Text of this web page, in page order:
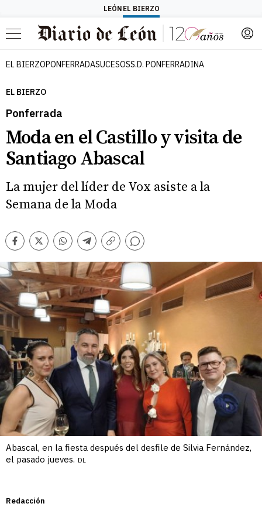
LEÓN EL BIERZO
Menú
EL BIERZOPONFERRADASUCESOSS.D. PONFERRADINA
EL BIERZO
Ponferrada
Moda en el Castillo y visita de
Santiago Abascal
La mujer del líder de Vox asiste a la
Semana de la Moda
Facebook
TwitterWhatsappTelegram
Copiar
Comentarios
Abascal, en la fiesta después del desfile de Silvia Fernández,
el pasado jueves. DL
Redacción